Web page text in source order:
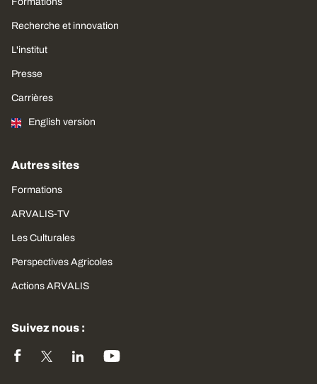
Recherche et innovation
L'institut
Presse
Carrières
English version
Autres sites
Formations
ARVALIS-TV
Les Culturales
Perspectives Agricoles
Actions ARVALIS
Suivez nous :